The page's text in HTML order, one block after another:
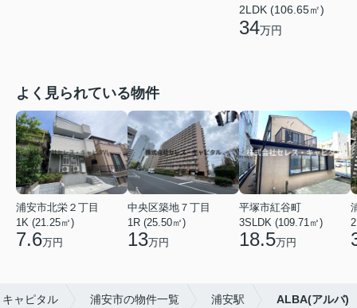
2LDK (106.65㎡)
34万円
よく見られている物件
浦安市北栄２丁目
1K (21.25㎡)
7.6万円
中央区築地７丁目
1R (25.50㎡)
13万円
平塚市紅谷町
3SLDK (109.71㎡)
18.5万円
ャピタル 浦安市の物件一覧 浦安駅 ALBA(アルバ)